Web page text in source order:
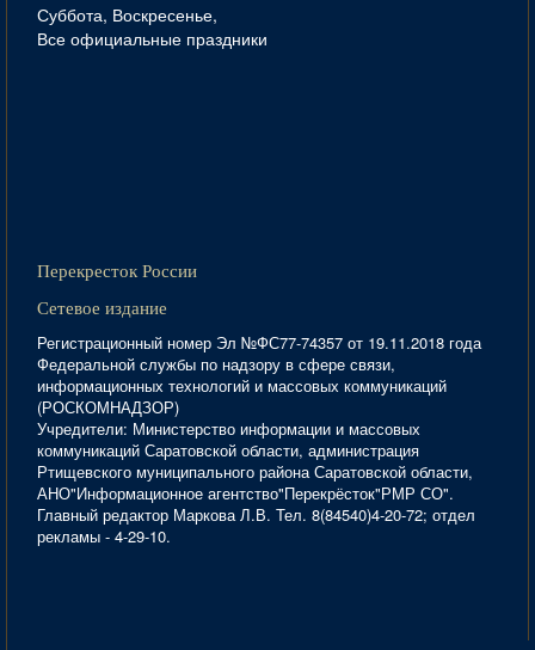
Суббота, Воскресенье,
Все официальные праздники
Перекресток России
Сетевое издание
Регистрационный номер Эл №ФС77-74357 от 19.11.2018 года
Федеральной службы по надзору в сфере связи,
информационных технологий и массовых коммуникаций
(РОСКОМНАДЗОР)
Учредители: Министерство информации и массовых
коммуникаций Саратовской области, администрация
Ртищевского муниципального района Саратовской области,
АНО"Информационное агентство"Перекрёсток"РМР СО".
Главный редактор Маркова Л.В. Тел. 8(84540)4-20-72; отдел
рекламы - 4-29-10.